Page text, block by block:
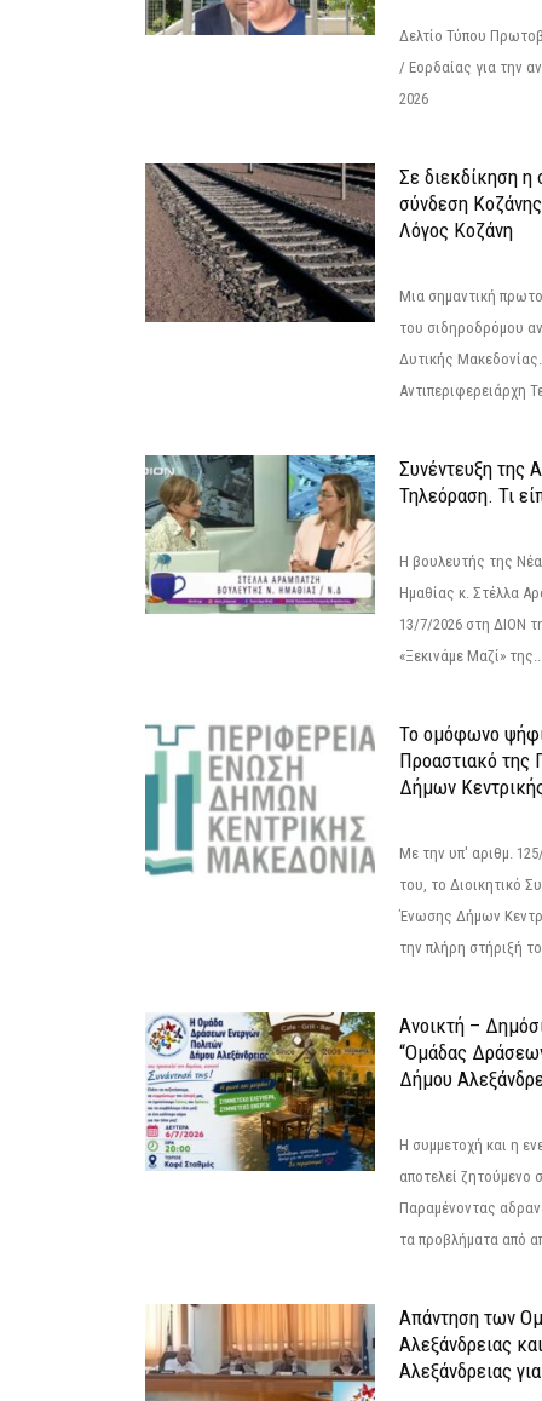
Δελτίο Τύπου
/ Εορδαίας για την
2026
Σε διεκδίκηση η
σύνδεση
Λόγος Κοζάνη
Μια σημαντική
του σιδηροδρόμου
Δυτικής
Αντιπεριφερειάρχη
Συνέντευξη της
Τηλεόραση. Τι
Η βουλευτής της
Ημαθίας κ. Στέλλα
13/7/2026 στη ΔΙΟΝ
«Ξεκινάμε Μαζί»
Το ομόφωνο
Προαστιακό της
Δήμων
Με την υπ' αριθμ.
του, το Διοικητικό
Ένωσης Δήμων
την πλήρη στήριξή
Ανοικτή –
“Ομάδας
Δήμου
Η συμμετοχή και η
αποτελεί ζητούμενο
Παραμένοντας
τα προβλήματα από
Απάντηση των
Αλεξάνδρειας
Αλεξάνδρειας